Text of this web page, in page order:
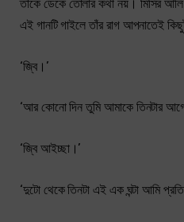
তাঁকে ডেকে তোলার কথা নয়। মিসির
এই গানটি গাইলে তাঁর রাগ আপনাতেই
‘জ্বি।’
‘আর কোনো দিন তুমি আমাকে তিনটার
‘জ্বি আইচ্ছা।’
‘দুটো থেকে তিনটা এই এক ঘন্টা আমি